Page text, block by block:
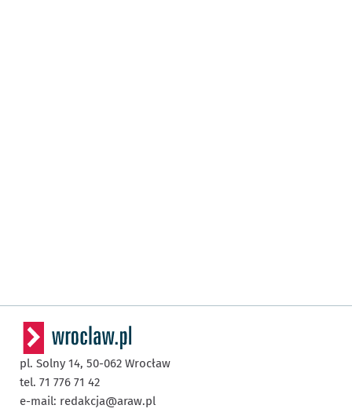
pl. Solny 14, 50-062 Wrocław
tel. 71 776 71 42
e-mail: redakcja@araw.pl